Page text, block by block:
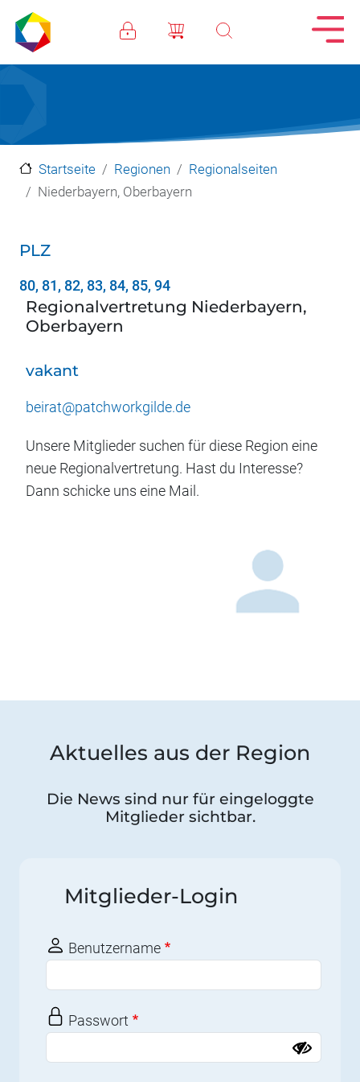
Direkt zum Inhalt
Startseite Regionen
Regionalseiten
Niederbayern, Oberbayern
PLZ
80, 81, 82, 83, 84, 85, 94
Regionalvertretung Niederbayern,
Oberbayern
vakant
beirat@patchworkgilde.de
Unsere Mitglieder suchen für diese Region eine
neue Regionalvertretung. Hast du Interesse?
Dann schicke uns eine Mail.
Aktuelles aus der Region
Die News sind nur für eingeloggte
Mitglieder sichtbar.
Mitglieder-Login
Benutzername
Passwort